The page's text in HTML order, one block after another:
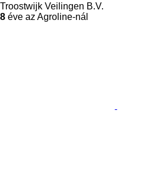
Troostwijk Veilingen B.V.
8 éve az Agroline-nál